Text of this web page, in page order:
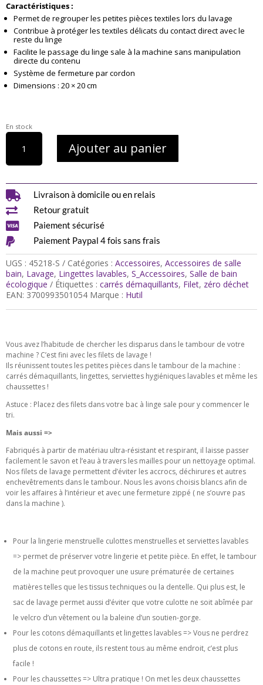
Caractéristiques :
Permet de regrouper les petites pièces textiles lors du lavage
Contribue à protéger les textiles délicats du contact direct avec le
reste du linge
Facilite le passage du linge sale à la machine sans manipulation
directe du contenu
Système de fermeture par cordon
Dimensions : 20 × 20 cm
En stock
quantité
filets
lavage
20x20
cm
Ajouter au panier
 Livraison à domicile ou en relais
 Retour gratuit
 Paiement sécurisé
 Paiement Paypal 4 fois sans frais
UGS : 45218-S Catégories : Accessoires, Accessoires de salle
bain, Lavage, Lingettes lavables, S_Accessoires, Salle de bain
écologique
Étiquettes : carrés démaquillants, Filet, zéro déchet
EAN: 3700993501054 Marque : Hutil
Vous avez l’habitude de chercher les disparus dans le tambour de votre
machine ? C’est fini avec les filets de lavage !
Ils réunissent toutes les petites pièces dans le tambour de la machine :
carrés démaquillants, lingettes, serviettes hygiéniques lavables et même les
chaussettes !
Astuce : Placez des filets dans votre bac à linge sale pour y commencer le
tri.
Mais aussi =>
Fabriqués à partir de matériau ultra-résistant et respirant, il laisse passer
facilement le savon et l’eau à travers les mailles pour un nettoyage optimal.
Nos filets de lavage permettent d’éviter les accrocs, déchirures et autres
enchevêtrements dans le tambour. Nous les avons choisis blancs afin de
voir les affaires à l’intérieur et avec une fermeture zippé ( ne s’ouvre pas
dans la machine ).
Pour la lingerie menstruelle culottes menstruelles et serviettes lavables
=> permet de préserver votre lingerie et petite pièce. En effet, le tambour
de la machine peut provoquer une usure prématurée de certaines
matières telles que les tissus techniques ou la dentelle. Qui plus est, le
sac de lavage permet aussi d’éviter que votre culotte ne soit abîmée par
le velcro d’un vêtement ou la baleine d’un soutien-gorge.
Pour les cotons démaquillants et lingettes lavables => Vous ne perdrez
plus de cotons en route, ils restent tous au même endroit, c’est plus
facile !
Pour les chaussettes => Ultra pratique ! On met les deux chaussettes